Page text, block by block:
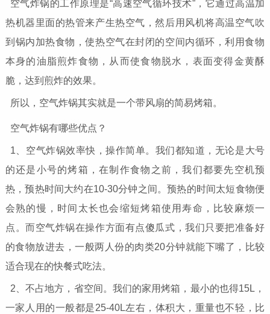
空气炸锅的工作原理是“高速空气循环技术”，它通过高温加
热机器里面的热管来产生热空气，然后用风机将高温空气吹
到锅内加热食物，使热空气在封闭的空间内循环，利用食物
本身的油脂煎炸食物，从而使食物脱水，表面变得金黄酥
脆，达到煎炸的效果。
所以，空气炸锅其实就是一个带风扇的简易烤箱。
空气炸锅有哪些优点？
1、空气炸锅效率快，操作简单。我们都知道，无论是大号
的还是小号的烤箱，在制作食物之前，我们都要先空机预
热，预热时间大约在10-30分钟之间。预热的时间太短食物便
会熟的慢，时间太长也会缩短烤箱使用寿命，比较麻烦一
点。而空气炸锅在操作方面有点傻瓜式，我们只要把准备好
的食物放进去，一般两人份的肉类20分钟就能下嘴了，比较
适合现在的快餐式吃法。
2、不占地方，省空间。我们的家用烤箱，最小的也得15L，
一家人用的一般都是25-40L左右，体积大，重量也不轻，比